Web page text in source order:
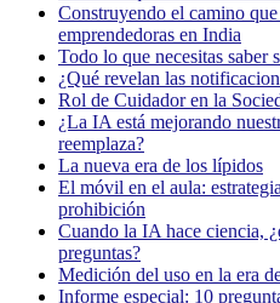
Construyendo el camino
emprendedoras en India
Todo lo que necesitas saber
¿Qué revelan las
Rol de Cuidador en la
¿La IA está mejorando
reemplaza?
La nueva era de los lípidos
El móvil en el aula:
prohibición
Cuando la IA hace ciencia,
preguntas?
Medición del uso en la era
Informe especial: 10